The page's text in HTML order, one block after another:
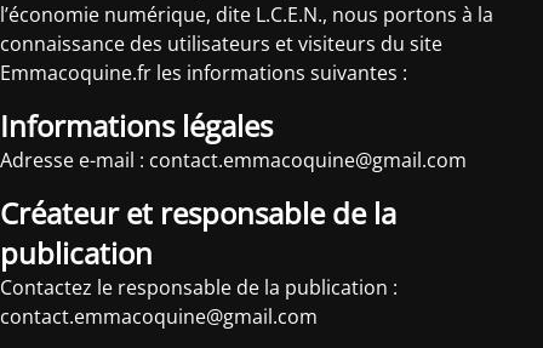
l’économie numérique, dite L.C.E.N., nous portons à la
connaissance des utilisateurs et visiteurs du site
Emmacoquine.fr les informations suivantes :
Informations légales
Adresse e-mail : contact.emmacoquine@gmail.com
Créateur et responsable de la
publication
Contactez le responsable de la publication :
contact.emmacoquine@gmail.com